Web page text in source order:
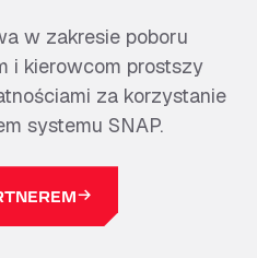
za przejazdy bez
oddzielnych kont
SNAP,
płynnie
Twoją podróż,
w zakresie poboru
i kierowcom prostszy
za korzystanie
systemu SNAP.